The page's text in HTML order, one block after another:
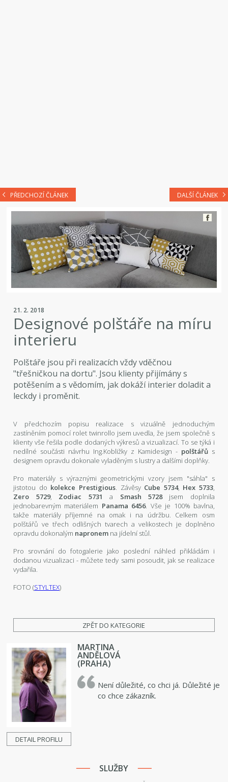
PŘEDCHOZÍ ČLÁNEK DALŠÍ ČLÁNEK
21. 2. 2018
Designové polštáře na míru
interieru
Polštáře jsou při realizacích vždy vděčnou
"třešničkou na dortu". Jsou klienty přijímány s
potěšením a s vědomím, jak dokáží interier doladit a
leckdy i proměnit.
V předchozím popisu realizace s vizuálně jednoduchým
zastíněním pomocí rolet twinrollo jsem uvedla, že jsem společně s
klienty vše řešila podle dodaných výkresů a vizualizací. To se týká i
nedílné součásti návrhu Ing.Kobližky z Kamidesign - polštářůs
designem opravdu dokonale vyladěným s lustry a dalšími doplňky.
Pro materiály s výraznými geometrickými vzory jsem "sáhla" s
jistotou do kolekce Prestigious. Závěsy Cube 5734, Hex 5733,
Zero 5729, Zodiac 5731 a Smash 5728 jsem doplnila
jednobarevným materiálem Panama 6456. Vše je 100% bavlna,
takže materiály příjemné na omak i na údržbu. Celkem osm
polštářů ve třech odlišných tvarech a velikostech je doplněno
opravdu dokonalým napronem na jídelní stůl.
Pro srovnání do fotogalerie jako poslední náhled přikládám i
dodanou vizualizaci - můžete tedy sami posoudit, jak se realizace
vydařila.
FOTO (STYLTEX)
ZPĚT DO KATEGORIE
DETAIL PROFILU
MARTINA
ANDĚLOVÁ
(PRAHA)
Není důležité, co chci já. Důležité je
co chce zákazník.
SLUŽBY